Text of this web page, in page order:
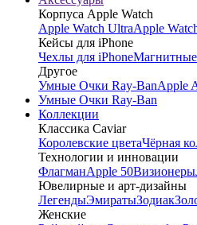
Корпуса Apple Watch
Apple Watch UltraApple
Кейсы для iPhone
Чехлы для iPhone
Другое
Умные Очки Ray-BanApple
Умные Очки Ray-Ban
Коллекции
Классика Caviar
Королевские цветаЧёрная
Технологии и инновации
ФлагманApple 50Визионеры
Ювелирные и арт-дизайны
ЛегендыЭмиратыЗодиак
Женские